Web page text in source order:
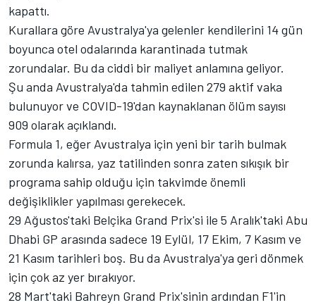
kapattı.
Kurallara göre Avustralya'ya gelenler kendilerini 14 gün
boyunca otel odalarında karantinada tutmak
zorundalar. Bu da ciddi bir maliyet anlamına geliyor.
Şu anda Avustralya'da tahmin edilen 279 aktif vaka
bulunuyor ve COVID-19'dan kaynaklanan ölüm sayısı
909 olarak açıklandı.
Formula 1, eğer Avustralya için yeni bir tarih bulmak
zorunda kalırsa, yaz tatilinden sonra zaten sıkışık bir
programa sahip olduğu için takvimde önemli
değişiklikler yapılması gerekecek.
29 Ağustos'taki Belçika Grand Prix'si ile 5 Aralık'taki Abu
Dhabi GP arasında sadece 19 Eylül, 17 Ekim, 7 Kasım ve
21 Kasım tarihleri boş. Bu da Avustralya'ya geri dönmek
için çok az yer bırakıyor.
28 Mart'taki Bahreyn Grand Prix'sinin ardından F1'in